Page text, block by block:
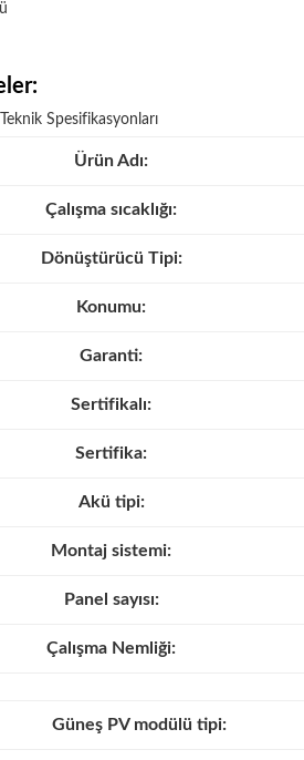
Spesifikasyonları
Ürün Adı:
Çalışma sıcaklığı:
Dönüştürücü Tipi:
Konumu:
Garanti:
Sertifikalı:
Sertifika:
Akü tipi:
Montaj sistemi:
Panel sayısı:
Çalışma Nemliği:
Güneş PV modülü tipi: